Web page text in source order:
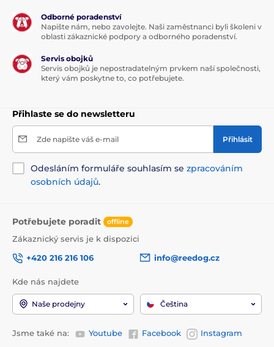
Odborné poradenství
Napište nám, nebo zavolejte. Naši zaměstnanci byli školeni v
oblasti zákaznické podpory a odborného poradenství.
Servis obojků
Servis obojků je nepostradatelným prvkem naší společnosti,
který vám poskytne to, co potřebujete.
Přihlaste se do newsletteru
Zde napište váš e-mail Přihlásit
Odesláním formuláře souhlasím se zpracováním
osobních údajů.
Potřebujete poradit offline
Zákaznický servis je k dispozici
+420 216 216 106
info@reedog.cz
Kde nás najdete
Naše prodejny Čeština
Jsme také na: Youtube Facebook Instagram